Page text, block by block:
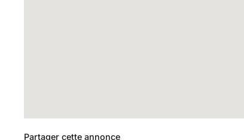
Partager cette annonce